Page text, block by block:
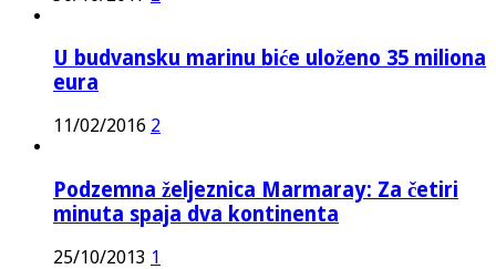
U budvansku marinu biće uloženo 35 miliona
eura
11/02/2016 2
Podzemna željeznica Marmaray: Za četiri
minuta spaja dva kontinenta
25/10/2013 1